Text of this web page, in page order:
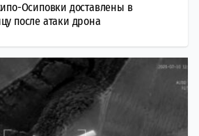
Осиповки доставлены в
после атаки дрона